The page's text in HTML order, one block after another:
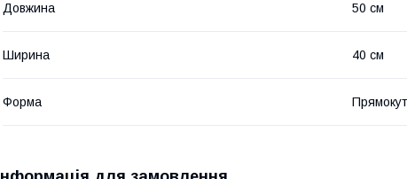
Довжина 50 см
Ширина 40 см
Форма